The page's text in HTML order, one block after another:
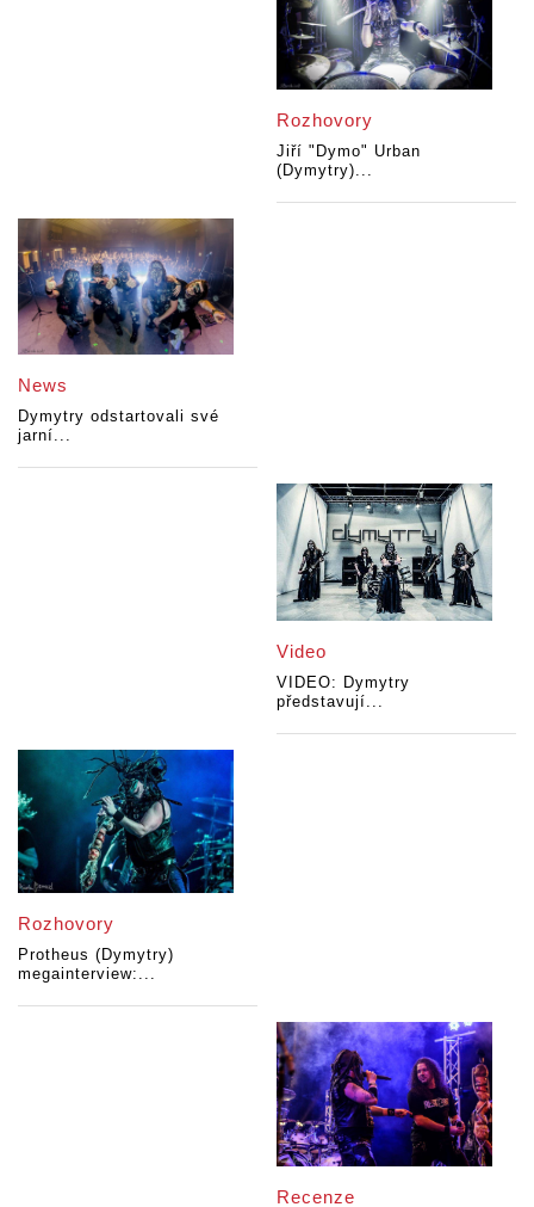
Rozhovory
Jiří "Dymo" Urban
(Dymytry)...
News
Dymytry odstartovali své
jarní...
Video
VIDEO: Dymytry
představují...
Rozhovory
Protheus (Dymytry)
megainterview:...
Recenze